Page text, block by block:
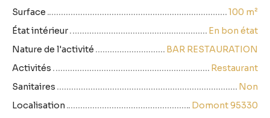
Surface
100 m²
État intérieur
En bon état
Nature de l'activité
BAR RESTAURATION
Activités
Restaurant
Sanitaires
Non
Localisation
Domont 95330